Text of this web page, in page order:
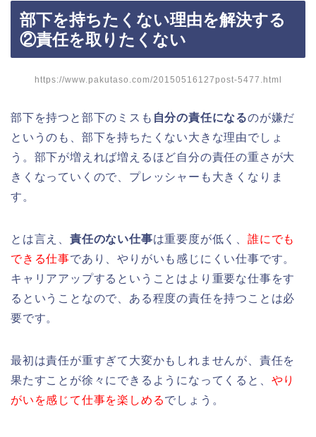
部下を持ちたくない理由を解決する
②責任を取りたくない
https://www.pakutaso.com/20150516127post-5477.html
部下を持つと部下のミスも 自分の責任になるのが嫌だ
というのも、部下を持ちたくない大きな理由でしょ
う。部下が増えれば増えるほど自分の責任の重さが大
きくなっていくので、プレッシャーも大きくなりま
す。
とは言え、 責任のない仕事は重要度が低く、誰にでも
できる仕事であり、やりがいも感じにくい仕事です。
キャリアアップするということはより重要な仕事をす
るということなので、ある程度の責任を持つことは必
要です。
最初は責任が重すぎて大変かもしれませんが、責任を
果たすことが徐々にできるようになってくると、 やり
がいを感じて仕事を楽しめるでしょう。